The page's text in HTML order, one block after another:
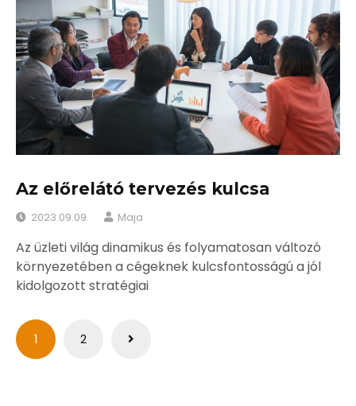
Az előrelátó tervezés kulcsa
2023.09.09. Maja
Az üzleti világ dinamikus és folyamatosan változó
környezetében a cégeknek kulcsfontosságú a jól
kidolgozott stratégiai
Bejegyzések
lapozása
1 2